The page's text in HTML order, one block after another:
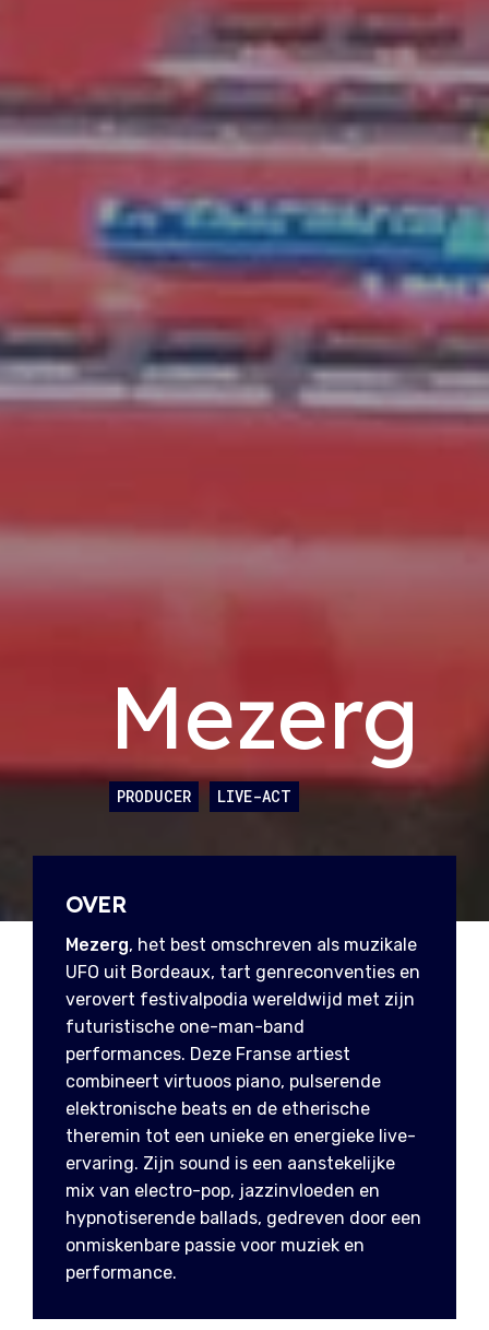
Mezerg
PRODUCER LIVE-ACT
OVER
Mezerg, het best omschreven als muzikale
UFO uit Bordeaux, tart genreconventies en
verovert festivalpodia wereldwijd met zijn
futuristische one-man-band
performances. Deze Franse artiest
combineert virtuoos piano, pulserende
elektronische beats en de etherische
theremin tot een unieke en energieke live-
ervaring. Zijn sound is een aanstekelijke
mix van electro-pop, jazzinvloeden en
hypnotiserende ballads, gedreven door een
onmiskenbare passie voor muziek en
performance.